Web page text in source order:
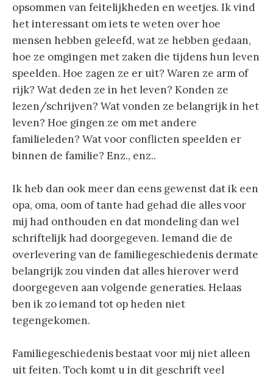
opsommen van feitelijkheden en weetjes. Ik vind
het interessant om iets te weten over hoe
mensen hebben geleefd, wat ze hebben gedaan,
hoe ze omgingen met zaken die tijdens hun leven
speelden. Hoe zagen ze er uit? Waren ze arm of
rijk? Wat deden ze in het leven? Konden ze
lezen/schrijven? Wat vonden ze belangrijk in het
leven? Hoe gingen ze om met andere
familieleden? Wat voor conflicten speelden er
binnen de familie? Enz., enz..
Ik heb dan ook meer dan eens gewenst dat ik een
opa, oma, oom of tante had gehad die alles voor
mij had onthouden en dat mondeling dan wel
schriftelijk had doorgegeven. Iemand die de
overlevering van de familiegeschiedenis dermate
belangrijk zou vinden dat alles hierover werd
doorgegeven aan volgende generaties. Helaas
ben ik zo iemand tot op heden niet
tegengekomen.
Familiegeschiedenis bestaat voor mij niet alleen
uit feiten. Toch komt u in dit geschrift veel